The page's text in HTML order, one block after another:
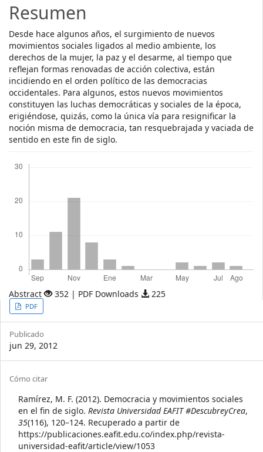
Resumen
Desde hace algunos años, el surgimiento de nuevos
movimientos sociales ligados al medio ambiente, los
derechos de la mujer, la paz y el desarme, al tiempo que
reflejan formas renovadas de acción colectiva, están
incidiendo en el orden político de las democracias
occidentales. Para algunos, estos nuevos movimientos
constituyen las luchas democráticas y sociales de la época,
erigiéndose, quizás, como la única vía para resignificar la
noción misma de democracia, tan resquebrajada y vaciada de
sentido en este fin de siglo.
Abstract 352 | PDF Downloads 225
Article
Sidebar
PDF
Publicado
jun 29, 2012
Article
Details
Cómo citar
Ramírez, M. F. (2012). Democracia y movimientos sociales
en el fin de siglo. Revista Universidad EAFIT #DescubreyCrea,
35(116), 120–124. Recuperado a partir de
https://publicaciones.eafit.edu.co/index.php/revista-
universidad-eafit/article/view/1053